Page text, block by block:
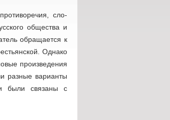
сло­
общества и
обращается к
Однако
произведения
разные варианты
были связаны с